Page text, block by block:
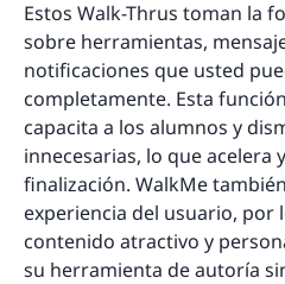
Estos Walk-Thrus toman la
sobre herramientas,
notificaciones que usted
completamente. Esta
capacita a los alumnos y
innecesarias, lo que acelera
finalización. WalkMe
experiencia del usuario, por
contenido atractivo y
su herramienta de autoría